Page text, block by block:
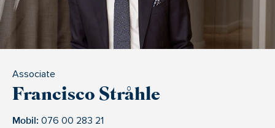
Associate
Francisco Stråhle
Mobil: 076 00 283 21